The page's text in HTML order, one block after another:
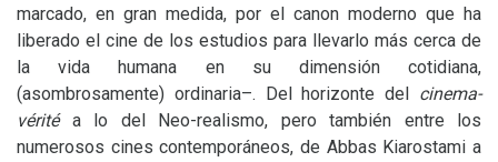
marcado, en gran medida, por el canon moderno que ha
liberado el cine de los estudios para llevarlo más cerca de
la vida humana en su dimensión cotidiana,
(asombrosamente) ordinaria–. Del horizonte del cinema-
véritéa lo del Neo-realismo, pero también entre los
numerosos cines contemporáneos, de Abbas Kiarostami a